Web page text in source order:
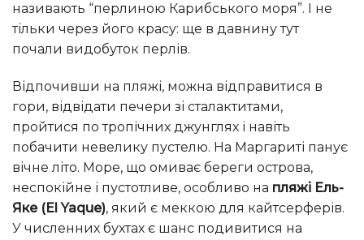
називають “перлиною Карибського моря”. І не
тільки через його красу: ще в давнину тут
почали видобуток перлів.
Відпочивши на пляжі, можна відправитися в
гори, відвідати печери зі сталактитами,
пройтися по тропічних джунглях і навіть
побачити невелику пустелю. На Маргариті панує
вічне літо. Море, що омиває береги острова,
неспокійне і пустотливе, особливо на пляжі Ель-
Яке (El Yaque), який є меккою для кайтсерферів.
У численних бухтах є шанс подивитися на